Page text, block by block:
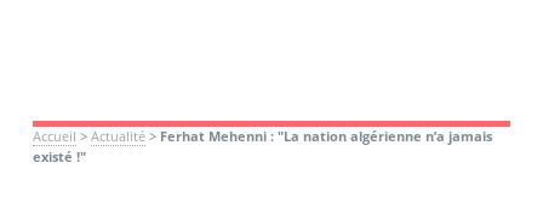
Accueil > Actualité> Ferhat Mehenni : "La nation algérienne n’a jamais
existé !"